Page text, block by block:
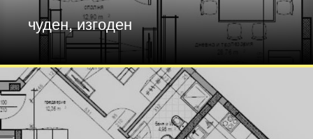
чуден, изгоден